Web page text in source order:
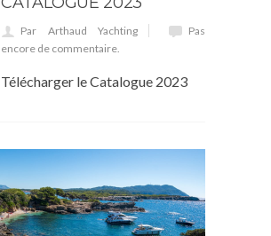
Par Arthaud Yachting
Pas
encore de commentaire.
Télécharger le Catalogue 2023